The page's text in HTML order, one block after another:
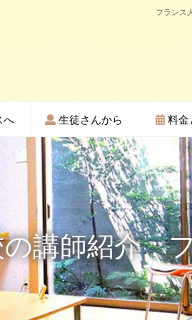
フランス
へ 生徒さんから 料金
講師紹介：